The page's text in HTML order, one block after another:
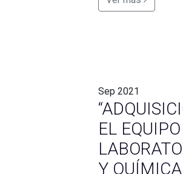
Sep 2021
EL
Y